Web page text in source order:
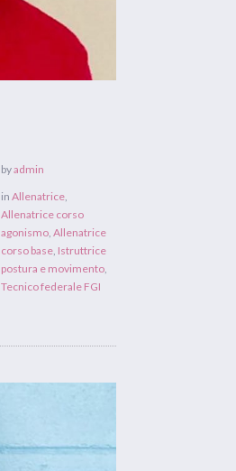
byadmin
inAllenatrice,
Allenatrice corso
agonismo,Allenatrice
corso base, Istruttrice
postura e movimento,
Tecnico federale FGI